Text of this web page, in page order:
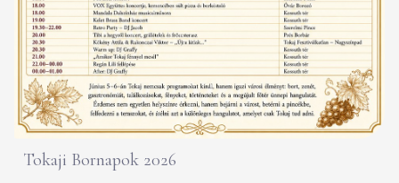
Tokaji Bornapok 2026